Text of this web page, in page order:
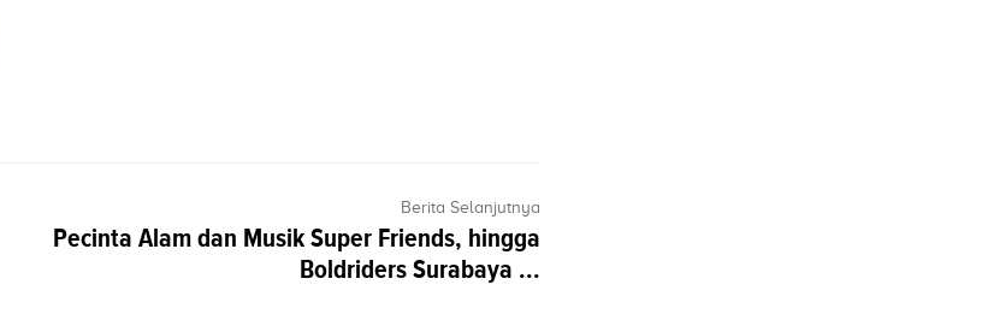
Berita Selanjutnya
Pecinta Alam dan Musik Super Friends, hingga
Boldriders Surabaya ...